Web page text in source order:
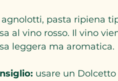
agnolotti, pasta ripiena
al vino rosso. Il vino
leggera ma aromatica.
usare un